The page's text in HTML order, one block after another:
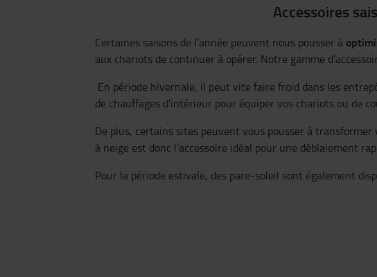
Accessoires
Certaines saisons de l’année peuvent nous pousser à
aux chariots de continuer à opérer. Notre gamme
En période hivernale, il peut vite faire froid dans les
de chauffages d’intérieur pour équiper vos chariots ou de
De plus, certains sites peuvent vous pousser à
à neige est donc l’accessoire idéal pour une déblaiement
Pour la période estivale, des pare-soleil sont également